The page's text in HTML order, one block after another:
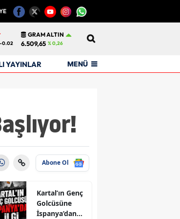
0.02
GRAM ALTIN
6.509,65 % 0,26
YAYINLAR MENÜ
Abone Ol
Kartal’ın Genç
Golcüsüne
İspanya’dan